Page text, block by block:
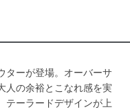
ターが登場。オーバーサ
人の余裕とこなれ感を実
テーラードデザインが上